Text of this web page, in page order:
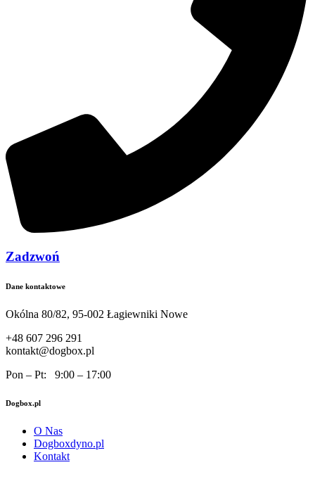
Zadzwoń
Dane kontaktowe
Okólna 80/82, 95-002 Łagiewniki Nowe
+48 607 296 291
kontakt@dogbox.pl
Pon – Pt: 9:00 – 17:00
Dogbox.pl
O Nas
Dogboxdyno.pl
Kontakt